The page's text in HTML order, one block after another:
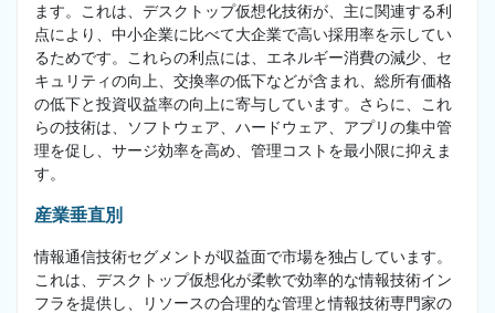
ます。これは、デスクトップ仮想化技術が、主に関連する利
点により、中小企業に比べて大企業で高い採用率を示してい
るためです。これらの利点には、エネルギー消費の減少、セ
キュリティの向上、交換率の低下などが含まれ、総所有価格
の低下と投資収益率の向上に寄与しています。さらに、これ
らの技術は、ソフトウェア、ハードウェア、アプリの集中管
理を促し、サージ効率を高め、管理コストを最小限に抑えま
す。
産業垂直別
情報通信技術セグメントが収益面で市場を独占しています。
これは、デスクトップ仮想化が柔軟で効率的な情報技術イン
フラを提供し、リソースの合理的な管理と情報技術専門家の